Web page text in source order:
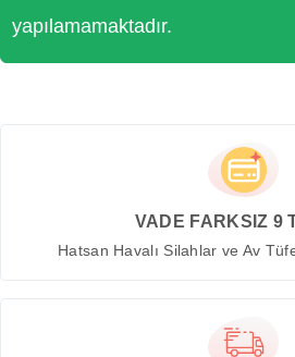
yapılamamaktadır.
VADE FARKSIZ 9
Hatsan Havalı Silahlar ve Av